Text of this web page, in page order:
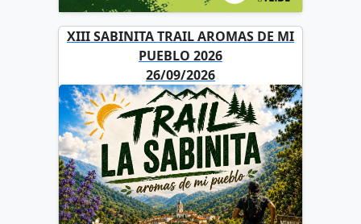
XIII SABINITA TRAIL AROMAS DE MI
PUEBLO 2026
26/09/2026